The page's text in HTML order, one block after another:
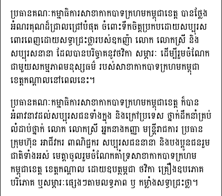
ប្រធានគណៈកម្មាធិការសាខាកាកបាទក្រហមកម្ពុជាខេត្ត បានថ្លែង
អំណរគុណដ៏ជ្រាលជ្រៅបំផុត ចំពោះទឹកចិត្តប្រកបដោយសប្បុរស
ពោរពេញដោយសទ្ធាជ្រះថ្លារបស់ឧកញ៉ា លោក លោកស្រី និង
សប្បុរសនានា ដែលបានបរិច្ចាគនូវថវិកា សម្ភារៈ ដើម្បីរួមចំណែក
ជាមួយសកម្មភាពមនុស្សធម៌ របស់សាខាកាកបាទក្រហមកម្ពុជា
ខេត្តកណ្ដាលនៅពេលនេះ។
ប្រធានគណៈកម្មាធិការសាខាកាកបាទក្រហមកម្ពុជាខេត្ត ក៏បាន
អំពាវនាវដល់សប្បុរសជនទាំងក្នុង និងក្រៅប្រទេស ថ្នាក់ដឹកនាំគ្រប់
លំដាប់ថ្នាក់ លោក លោកស្រី អ្នកនាងកញ្ញា មន្ត្រីរាជការ ប្រធាន
ក្រុមហ៊ុន អាជីវករ ពាណិជ្ជករ សប្បុរសជននានា និងបងប្អូនជនរួម
ជាតិទាំងអស់ មេត្តាចូលរួមចំណែកគាំទ្រសាខាកាកបាទក្រហម
កម្ពុជាខេត្ត ខេត្តកណ្តាល ដោយឧបត្ថម្ភជា ថវិកា គ្រឿងឧបភោគ
បរិភោគ ឬសម្ភារៈផ្សេងៗតាមលទ្ធភាព ឫ កម្លាំងសទ្ធាជ្រះថ្លា។